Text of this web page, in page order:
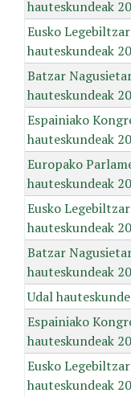
hauteskundeak
Eusko
hauteskundeak
Batzar
hauteskundeak
Espainiako
hauteskundeak
Europako
hauteskundeak
Eusko
hauteskundeak
Batzar
hauteskundeak
Udal
Espainiako
hauteskundeak
Eusko
hauteskundeak